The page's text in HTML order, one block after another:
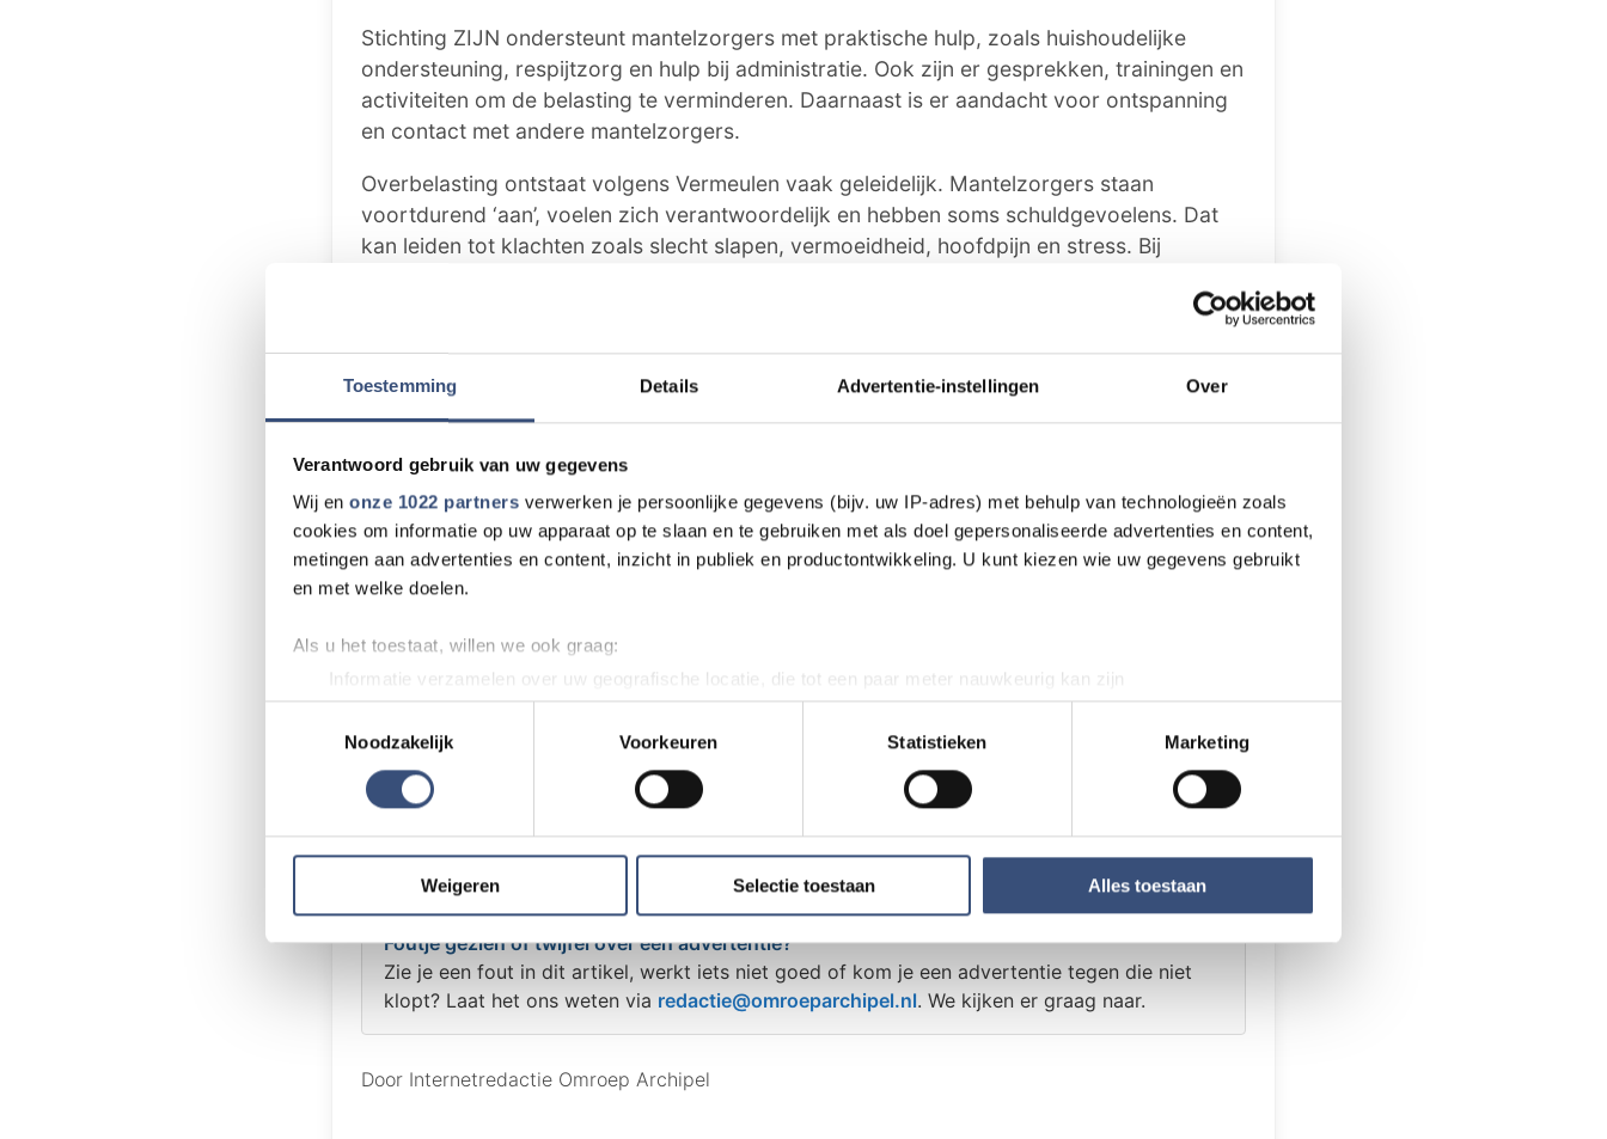
Toestemming Details Advertentie-instellingen Over
Verantwoord gebruik van uw gegevens
Wij en onze 1022 partners verwerken je persoonlijke gegevens (bijv. uw IP-adres) met behulp van technologieën zoals
cookies om informatie op uw apparaat op te slaan en te gebruiken met als doel gepersonaliseerde advertenties en content,
metingen aan advertenties en content, inzicht in publiek en productontwikkeling. U kunt kiezen wie uw gegevens gebruikt
en met welke doelen.
Als u het toestaat, willen we ook graag:
Informatie verzamelen over uw geografische locatie, die tot een paar meter nauwkeurig kan zijn
Uw apparaat identificeren door het actief te scannen op specifieke eigenschappen (fingerprinting)
Lees meer over hoe uw persoonlijke gegevens worden verwerkt en stel uw voorkeuren in het
detailgedeeltein. U kunt uw
toestemming op elk moment wijzigen of intrekken in de Cookieverklaring.
websiteverkeer te analyseren. Ook delen we informatie over uw gebruik van onze site met onze partners voor social
media, adverteren en analyse. Deze partners kunnen deze gegevens combineren met andere informatie die u aan ze heeft
verstrekt of die ze hebben verzameld op basis van uw gebruik van hun services.
Noodzakelijk
Voorkeuren Statistieken Marketing
Weigeren Selectie toestaan Alles toestaan
Stichting ZIJN ondersteunt mantelzorgers met praktische hulp, zoals huishoudelijke
ondersteuning, respijtzorg en hulp bij administratie. Ook zijn er gesprekken, trainingen en
activiteiten om de belasting te verminderen. Daarnaast is er aandacht voor ontspanning
en contact met andere mantelzorgers.
Overbelasting ontstaat volgens Vermeulen vaak geleidelijk. Mantelzorgers staan
voortdurend ‘aan’, voelen zich verantwoordelijk en hebben soms schuldgevoelens. Dat
kan leiden tot klachten zoals slecht slapen, vermoeidheid, hoofdpijn en stress. Bij
Volgens Stichting ZIJN is het belangrijk dat mantelzorgers hun situatie op tijd herkennen
en hulp durven vragen. “Als je zelf uitvalt, kun je ook niet meer voor een ander zorgen,”
zegt Vermeulen. De organisatie kijkt daarom samen met mantelzorgers welke
ondersteuning nodig is, van praktische hulp tot respijtzorg of mentale begeleiding. Ook
erkenning en contact met anderen spelen volgens haar een belangrijke rol in het
verminderen van de druk.
Heb je nieuws voor ons? Of het nu gaat om een leuk verhaal, een opmerkelijk bericht, iets
dat speelt in de buurt of als je politie of andere hulpdiensten ergens ziet: laat het ons
📧 Mail naar
redactie@omroeparchipel.nl
📞 Bel naar
💬 Stuur een WhatsAppje naar0187-609512
Foutje gezien of twijfel over een advertentie?
Zie je een fout in dit artikel, werkt iets niet goed of kom je een advertentie tegen die niet
klopt? Laat het ons weten via redactie@omroeparchipel.nl. We kijken er graag naar.
Door Internetredactie Omroep Archipel